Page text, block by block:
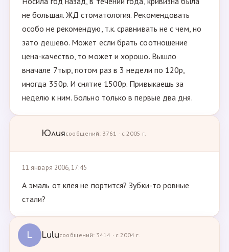
не большая. ЖД стоматология. Рекомендовать
особо не рекомендую, т.к. сравнивать не с чем, но
зато дешево. Может если брать соотношение
цена-качество, то может и хорошо. Вышло
вначале 7тыр, потом раз в 3 недели по 120р,
иногда 350р. И снятие 1500р. Привыкаешь за
неделю к ним. Больно только в первые два дня.
Юлиясообщений: 3761 · с 2005 г.
11 января 2006, 17:45
А эмаль от клея не портится? Зубки-то ровные
стали?
L Luluсообщений: 3414 · с 2004 г.